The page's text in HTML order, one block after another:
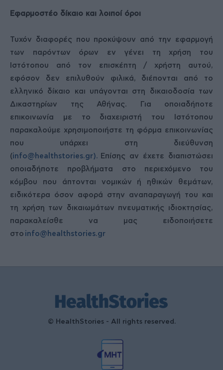
Εφαρμοστέο δίκαιο και λοιποί όροι
Τυχόν διαφορές που προκύψουν από την εφαρμογή
των παρόντων όρων εν γένει τη χρήση του
Ιστότοπου από τον επισκέπτη / χρήστη αυτού,
εφόσον δεν επιλυθούν φιλικά, διέπονται από το
ελληνικό δίκαιο και υπάγονται στη δικαιοδοσία των
Δικαστηρίων της Αθήνας. Για οποιαδήποτε
επικοινωνία με το διαχειριστή του Ιστότοπου
παρακαλούμε χρησιμοποιήστε τη φόρμα επικοινωνίας
που υπάρχει στη διεύθυνση
(info@healthstories.gr). Επίσης αν έχετε διαπιστώσει
οποιαδήποτε προβλήματα στο περιεχόμενο του
κόμβου που άπτονται νομικών ή ηθικών θεμάτων,
ειδικότερα όσον αφορά στην αναπαραγωγή του και
τη χρήση των δικαιωμάτων πνευματικής ιδιοκτησίας,
παρακαλείσθε να μας ειδοποιήσετε
στο info@healthstories.gr
© HealthStories - All rights reserved.